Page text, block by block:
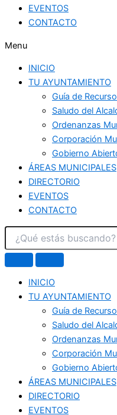
EVENTOS
CONTACTO
Menu
INICIO
TU AYUNTAMIENTO
Guía de
Saludo del
Ordenanzas
Corporación
Gobierno
ÁREAS MUNICIPALES
DIRECTORIO
EVENTOS
CONTACTO
INICIO
TU AYUNTAMIENTO
Guía de
Saludo del
Ordenanzas
Corporación
Gobierno
ÁREAS MUNICIPALES
DIRECTORIO
EVENTOS